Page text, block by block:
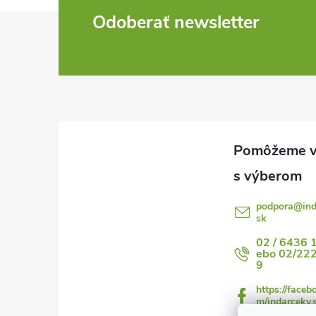
Odoberať newsletter
podpora@
sk
02 / 6436
ebo 02/
9
https://
m/